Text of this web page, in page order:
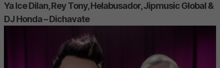
Ya Ice Dilan, Rey Tony, Helabusador, Jipmusic Global &
DJ Honda – Dichavate